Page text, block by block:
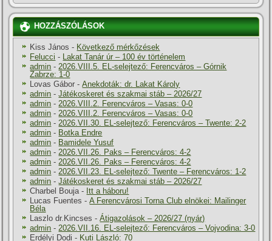
HOZZÁSZÓLÁSOK
Kiss János - Következő mérkőzések
Felucci - Lakat Tanár úr – 100 év történelem
admin -2026.VIII.5. EL-selejtező: Ferencváros – Górnik
Zabrze: 1-0
Lovas Gábor -Anekdoták: dr. Lakat Károly
admin -Játékoskeret és szakmai stáb – 2026/27
admin -2026.VIII.2. Ferencváros – Vasas: 0-0
admin -2026.VIII.2. Ferencváros – Vasas: 0-0
admin -2026.VII.30. EL-selejtező: Ferencváros – Twente: 2-2
admin - Botka Endre
admin - Bamidele Yusuf
admin -2026.VII.26. Paks – Ferencváros: 4-2
admin -2026.VII.26. Paks – Ferencváros: 4-2
admin -2026.VII.23. EL-selejtező: Twente – Ferencváros: 1-2
admin -Játékoskeret és szakmai stáb – 2026/27
Charbel Bouja- Itt a háboru!
Lucas Fuentes -A Ferencvárosi Torna Club elnökei: Mailinger
Béla
Laszlo dr.Kincses -Átigazolások – 2026/27 (nyár)
admin -2026.VII.16. EL-selejtező: Ferencváros – Vojvodina: 3-0
Erdélyi Dodi - Kuti László: 70